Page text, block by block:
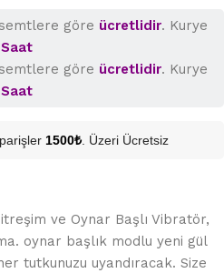
göre ücretlidir. Kurye
göre ücretlidir. Kurye
1500₺ . Üzeri Ücretsiz
ve Oynar Başlı Vibratör,
oynar başlık modlu yeni gül
tutkunuzu uyandıracak. Size